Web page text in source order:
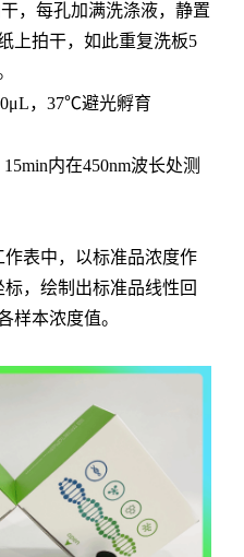
，每孔加满洗涤液，静置
上拍干，如此重复洗板5
，37℃避光孵育
内在450nm波长处测
作表中，以标准品浓度作
，绘制出标准品线性回
样本浓度值。